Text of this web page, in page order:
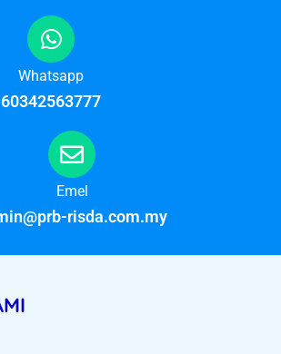
Whatsapp
60342563777
Emel
risda.com.my